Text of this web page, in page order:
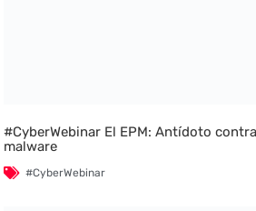
#CyberWebinar El EPM: Antídoto
malware
#CyberWebinar